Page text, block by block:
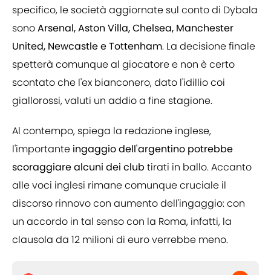
specifico, le società aggiornate sul conto di Dybala
sonoArsenal, Aston Villa, Chelsea, Manchester
United, Newcastle e Tottenham. La decisione finale
spetterà comunque al giocatore e non è certo
scontato che l'ex bianconero, dato l'idillio coi
giallorossi, valuti un addio a fine stagione.
Al contempo, spiega la redazione inglese,
l'importante ingaggio dell'argentino potrebbe
scoraggiare alcuni dei club tirati in ballo. Accanto
alle voci inglesi rimane comunque cruciale il
discorso rinnovo con aumento dell'ingaggio: con
un accordo in tal senso con la Roma, infatti, la
clausola da 12 milioni di euro verrebbe meno.